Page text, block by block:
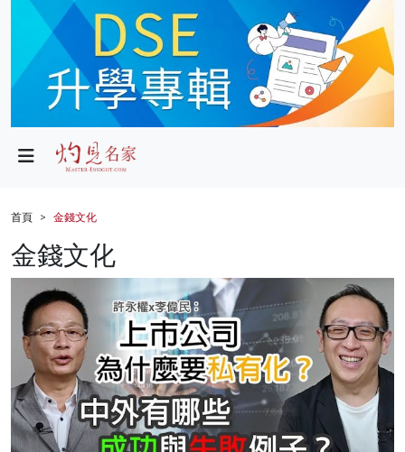
政局
財經
生活
健康
商業
科技
影片
名家榜
首頁 金錢文化
金錢文化